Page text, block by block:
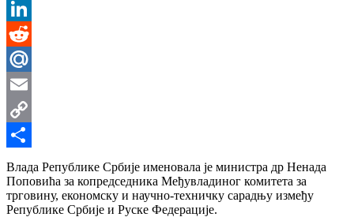
VK
LinkedIn
Reddit
Mail.Ru
Email
Copy
Link
Share
Влада Републике Србије именовала је министра др Ненада
Поповића за копредседника Међувладиног комитета за
трговину, економску и научно-техничку сарадњу између
Републике Србије и Руске Федерације.